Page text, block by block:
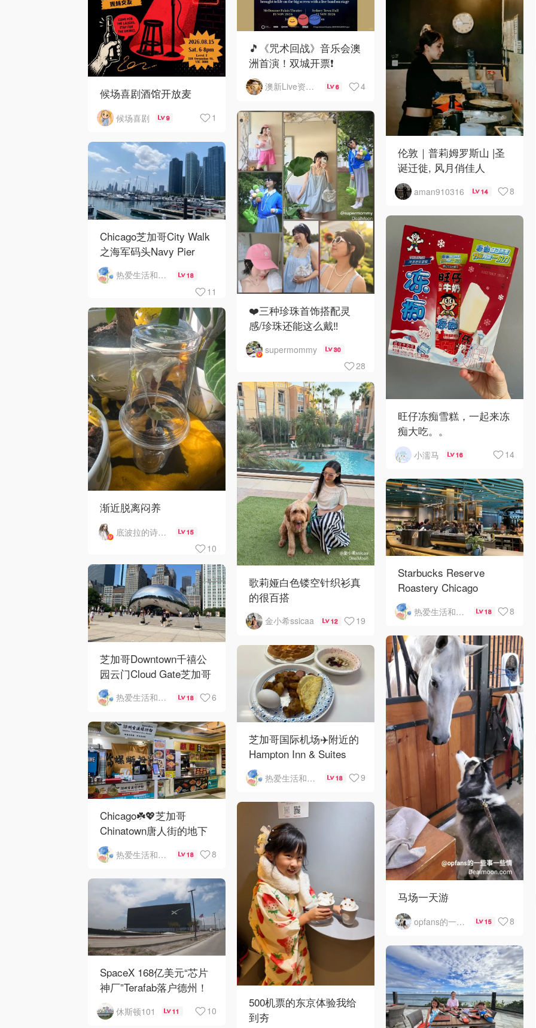
候场喜剧酒馆开放麦
候场喜剧 9 1
🎵《咒术回战》音乐会澳
洲首演！双城开票❗️
澳新Live资讯站 6 4
伦敦｜普莉姆罗斯山 |圣
诞迁徙, 风月俏佳人
aman910316 14 8
❤️三种珍珠首饰搭配灵
感/珍珠还能这么戴‼️
supermommy 30
28
Chicago芝加哥City Walk
之海军码头Navy Pier
热爱生活和自由的轻舞飞扬 18
11
旺仔冻痴雪糕，一起来冻
痴大吃。。
小濡马 16 14
渐近脱离闷养
底波拉的诗与歌 15
10
歌莉娅白色镂空针织衫真
的很百搭
金小希ssicaa 12 19
Starbucks Reserve
Roastery Chicago
热爱生活和自由的轻舞飞扬 18 8
芝加哥Downtown千禧公
园云门Cloud Gate芝加哥
河街景❤️鳞次栉比的高楼
热爱生活和自由的轻舞飞扬 18 6
马场一天游
opfans的一些事一些情 15 8
芝加哥国际机场✈️附近的
Hampton Inn & Suites
Rosemont Chicago
O'Hare自助早餐
热爱生活和自由的轻舞飞扬 18 9
Chicago☘️💖芝加哥
Chinatown唐人街的地下
mini小美食城
热爱生活和自由的轻舞飞扬 18 8
500机票的东京体验我给
到夯
SpaceX 168亿美元“芯片
神厂”Terafab落户德州！
休斯顿101 11 10